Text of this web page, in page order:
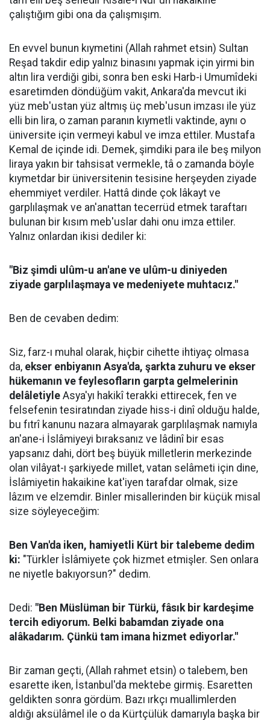
çalıştığım gibi ona da çalışmışım.
En evvel bunun kıymetini (Allah rahmet etsin) Sultan
Reşad takdir edip yalnız binasını yapmak için yirmi bin
altın lira verdiği gibi, sonra ben eski Harb-i Umumîdeki
esaretimden döndüğüm vakit, Ankara'da mevcut iki
yüz meb'ustan yüz altmış üç meb'usun imzası ile yüz
elli bin lira, o zaman paranın kıymetli vaktinde, aynı o
üniversite için vermeyi kabul ve imza ettiler. Mustafa
Kemal de içinde idi. Demek, şimdiki para ile beş milyon
liraya yakın bir tahsisat vermekle, tâ o zamanda böyle
kıymetdar bir üniversitenin tesisine herşeyden ziyade
ehemmiyet verdiler. Hattâ dinde çok lâkayt ve
garplılaşmak ve an'anattan tecerrüd etmek taraftarı
bulunan bir kısım meb'uslar dahi onu imza ettiler.
Yalnız onlardan ikisi dediler ki:
"Biz şimdi ulûm-u an'ane ve ulûm-u diniyeden
ziyade garplılaşmaya ve medeniyete muhtacız."
Ben de cevaben dedim:
Siz, farz-ı muhal olarak, hiçbir cihette ihtiyaç olmasa
da, ekser enbiyanın Asya'da, şarkta zuhuru ve ekser
hükemanın ve feylesofların garpta gelmelerinin
delâletiyle Asya'yı hakikî terakki ettirecek, fen ve
felsefenin tesiratından ziyade hiss-i dinî olduğu halde,
bu fıtrî kanunu nazara almayarak garplılaşmak namıyla
an'ane-i İslâmiyeyi bıraksanız ve lâdinî bir esas
yapsanız dahi, dört beş büyük milletlerin merkezinde
olan vilâyat-ı şarkiyede millet, vatan selâmeti için dine,
İslâmiyetin hakaikine kat'iyen tarafdar olmak, size
lâzım ve elzemdir. Binler misallerinden bir küçük misal
size söyleyeceğim:
Ben Van'da iken, hamiyetli Kürt bir talebeme dedim
ki: "Türkler İslâmiyete çok hizmet etmişler. Sen onlara
ne niyetle bakıyorsun?" dedim.
Dedi: "Ben Müslüman bir Türkü, fâsık bir kardeşime
tercih ediyorum. Belki babamdan ziyade ona
alâkadarım. Çünkü tam imana hizmet ediyorlar."
Bir zaman geçti, (Allah rahmet etsin) o talebem, ben
esarette iken, İstanbul'da mektebe girmiş. Esaretten
geldikten sonra gördüm. Bazı ırkçı muallimlerden
aldığı aksülâmel ile o da Kürtçülük damarıyla başka bir